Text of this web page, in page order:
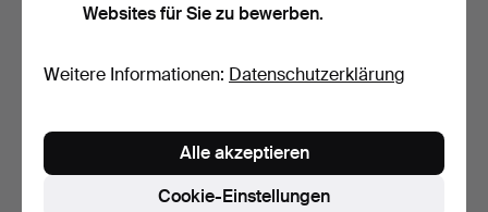
Websites für Sie zu bewerben.
Weitere Informationen: Datenschutzerklärung
Cookie-Einstellungen
Alle akzeptieren